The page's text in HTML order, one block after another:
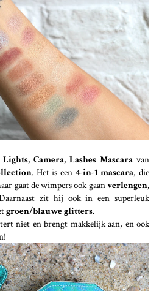
Lights, Camera, Lashes Mascaravan
. Het is een 4-in-1 mascara, die
gaat de wimpers ook gaanverlengen,
zit hij ook in een superleuk
groen/blauwe glitters.
niet en brengt makkelijk aan, en ook